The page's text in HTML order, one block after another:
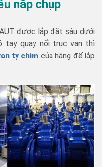
nắp chụp
được lắp đặt sâu dưới
tay quay nối trục van thì
ty chìm của hãng để lắp